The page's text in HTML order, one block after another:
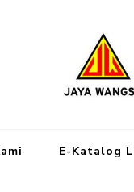
E-Katalog